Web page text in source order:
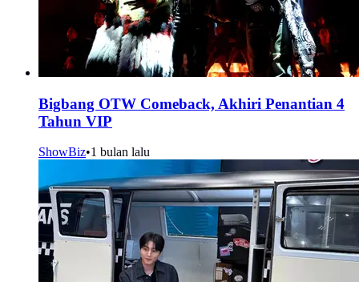
Bigbang OTW Comeback, Akhiri Penantian 4
Tahun VIP
ShowBiz•1 bulan lalu